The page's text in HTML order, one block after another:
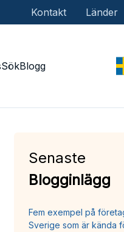
Kontakt Länder
SökBlogg
Senaste
Blogginlägg
Fem exempel på
Sverige som är kända